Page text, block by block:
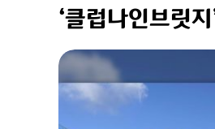
‘클럽나인브릿